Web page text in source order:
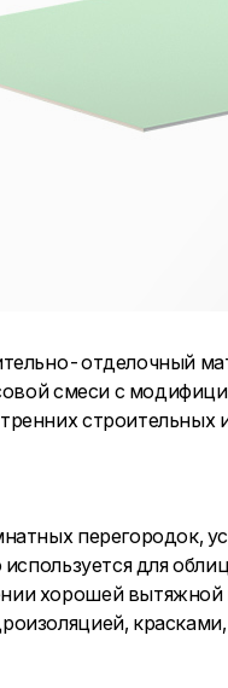
отделочный
смеси с
строительных
перегородок,
для
хорошей вытяжной